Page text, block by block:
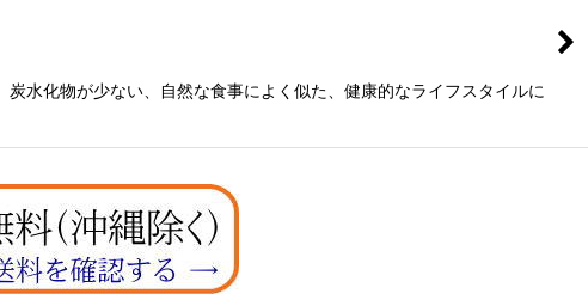
水化物が少ない、自然な食事によく似た、健康的なライフスタイルに